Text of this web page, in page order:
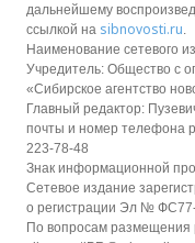
дальнейшему
ссылкой на sibnovosti.ru.
Наименование сетевого
Учредитель: Общество с
«Сибирское агентство
Главный редактор:
почты и номер телефона
223-78-48
Знак информационной
Сетевое издание
о регистрации Эл №
По вопросам